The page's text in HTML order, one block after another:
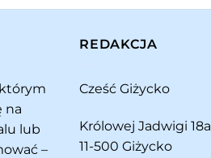
na
lub
–
REDAKCJA
Cześć Giżycko
Królowej Jadwigi 18a
11-500 Giżycko